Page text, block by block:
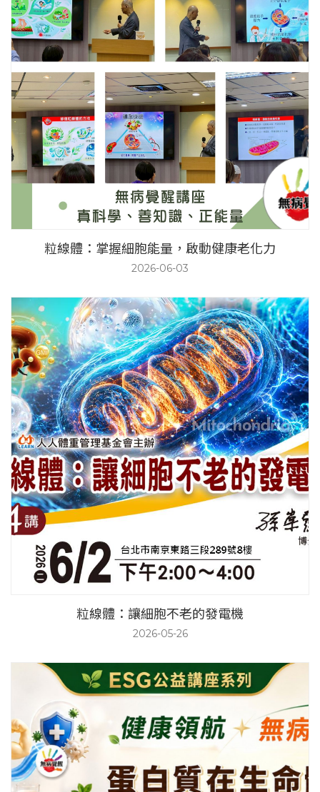
粒線體：掌握細胞能量，啟動健康老化力
2026-06-03
粒線體：讓細胞不老的發電機
2026-05-26